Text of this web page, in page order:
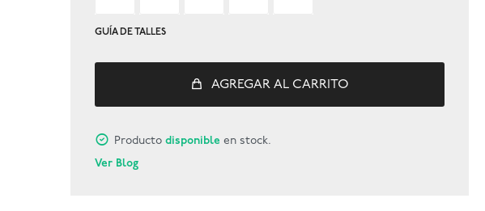
GUÍA DE TALLES
AGREGAR AL CARRITO
Productodisponible en stock.
Ver Blog